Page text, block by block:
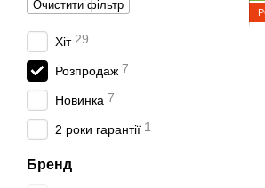
Очистити фільтр
Хіт 29
Розпродаж 7
Новинка 7
2 роки гарантії 1
Бренд